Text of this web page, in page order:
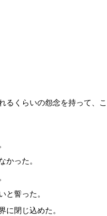
るくらいの怨念を持って、こ
かった。
と誓った。
に閉じ込めた。